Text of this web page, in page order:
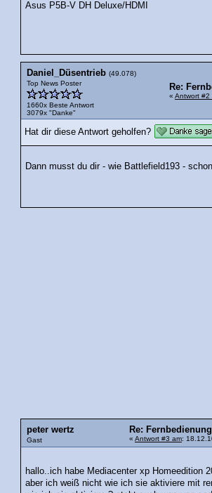
Asus P5B-V DH Deluxe/HDMI
Daniel_Düsentrieb (49.078)
Top News Poster
1660x Beste Antwort
3079x "Danke"
Re:
« Antwort #2
Hat dir diese Antwort geholfen?
Dann musst du dir - wie Battlefield193 -
peter wertz
Gast
Re:
« Antwort #3 am:
hallo..ich habe Mediacenter xp Homeedition
aber ich weiß nicht wie ich sie aktiviere mit